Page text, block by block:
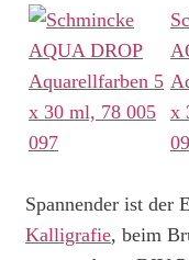
x
Spannender ist der
Kalligrafie, beim